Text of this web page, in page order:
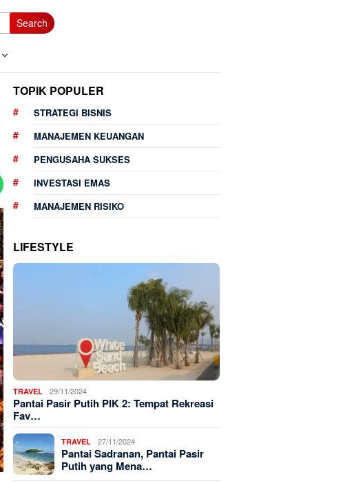
Search
TOPIK POPULER
STRATEGI BISNIS
MANAJEMEN KEUANGAN
PENGUSAHA SUKSES
INVESTASI EMAS
MANAJEMEN RISIKO
LIFESTYLE
TRAVEL 29/11/2024
Pantai Pasir Putih PIK 2: Tempat Rekreasi
Fav…
TRAVEL 27/11/2024
Pantai Sadranan, Pantai Pasir
Putih yang Mena…